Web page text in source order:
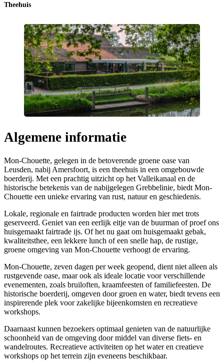
Theehuis
Algemene informatie
Mon-Chouette, gelegen in de betoverende groene oase van
Leusden, nabij Amersfoort, is een theehuis in een omgebouwde
boerderij. Met een prachtig uitzicht op het Valleikanaal en de
historische betekenis van de nabijgelegen Grebbelinie, biedt Mon-
Chouette een unieke ervaring van rust, natuur en geschiedenis.
Lokale, regionale en fairtrade producten worden hier met trots
geserveerd. Geniet van een eerlijk eitje van de buurman of proef ons
huisgemaakt fairtrade ijs. Of het nu gaat om huisgemaakt gebak,
kwaliteitsthee, een lekkere lunch of een snelle hap, de rustige,
groene omgeving van Mon-Chouette verhoogt de ervaring.
Mon-Chouette, zeven dagen per week geopend, dient niet alleen als
rustgevende oase, maar ook als ideale locatie voor verschillende
evenementen, zoals bruiloften, kraamfeesten of familiefeesten. De
historische boerderij, omgeven door groen en water, biedt tevens een
inspirerende plek voor zakelijke bijeenkomsten en recreatieve
workshops.
Daarnaast kunnen bezoekers optimaal genieten van de natuurlijke
schoonheid van de omgeving door middel van diverse fiets- en
wandelroutes. Recreatieve activiteiten op het water en creatieve
workshops op het terrein zijn eveneens beschikbaar.